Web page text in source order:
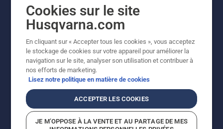
© Husqvarna AB (publ). Tous droits réservés. Les prix
indiqués sont des prix de vente conseillés. Tous les prix
indiqués sont des prix de vente recommandés (TVA
incluse), sauf si le produit est disponible pour un achat
direct.
Politique relative aux cookiesConditions d'utilisation
Cookies sur le site
Husqvarna.com
En cliquant sur « Accepter tous les cookies », vous acceptez
le stockage de cookies sur votre appareil pour améliorer la
navigation sur le site, analyser son utilisation et contribuer à
nos efforts de marketing.
Lisez notre politique en matière de cookies
ACCEPTER LES COOKIES
JE M’OPPOSE À LA VENTE ET AU PARTAGE DE MES